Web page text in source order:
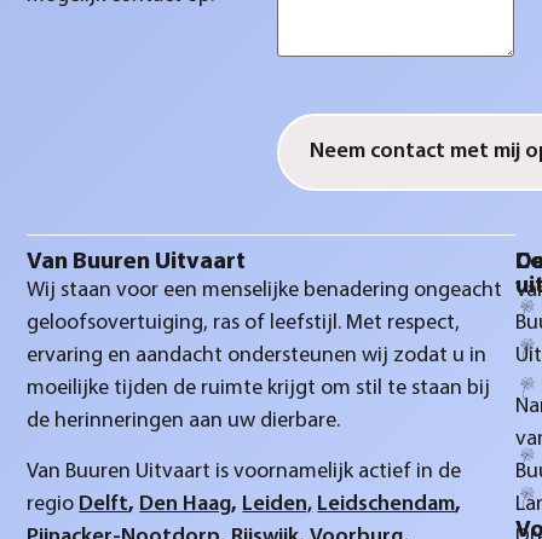
Van Buuren Uitvaart
Wij staan voor een menselijke benadering ongeacht
geloofsovertuiging, ras of leefstijl. Met respect,
ervaring en aandacht ondersteunen wij zodat u in
moeilijke tijden de ruimte krijgt om stil te staan bij
de herinneringen aan uw dierbare.
Van Buuren Uitvaart is voornamelijk actief in de
regio Delft, Den Haag, Leiden, Leidschendam,